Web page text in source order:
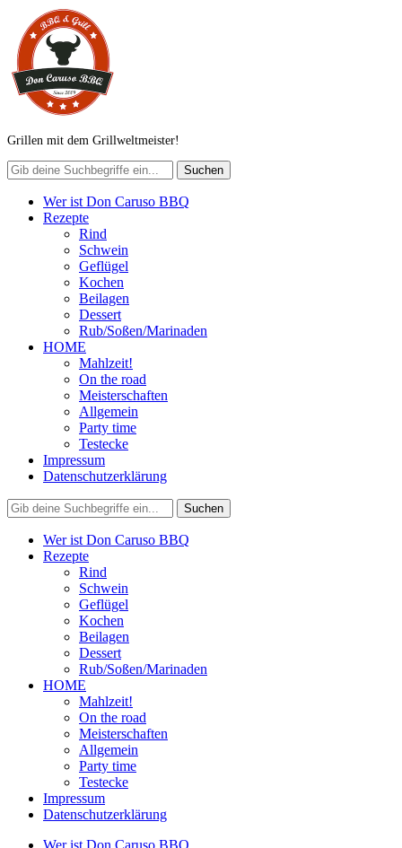
Grillen mit dem Grillweltmeister!
Wer ist Don Caruso BBQ
Rezepte
Rind
Schwein
Geflügel
Kochen
Beilagen
Dessert
Rub/Soßen/Marinaden
HOME
Mahlzeit!
On the road
Meisterschaften
Allgemein
Party time
Testecke
Impressum
Datenschutzerklärung
Wer ist Don Caruso BBQ
Rezepte
Rind
Schwein
Geflügel
Kochen
Beilagen
Dessert
Rub/Soßen/Marinaden
HOME
Mahlzeit!
On the road
Meisterschaften
Allgemein
Party time
Testecke
Impressum
Datenschutzerklärung
Wer ist Don Caruso BBQ